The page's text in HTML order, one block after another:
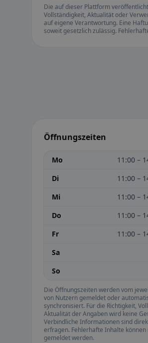
Die auf dieser Plattform
Vollständigkeit, Aktualität oder
auf eigene Verantwortung. Eine
soweit gesetzlich zulässig.
Öffnungszeiten
Mo
11:00 –
Di
11:00 –
Mi
11:00 –
Do
11:00 –
Fr
11:00 –
Sa
So
Die Öffnungszeiten werden vom
von Nutzern gemeldet oder
synchronisiert. Für die Richtigkeit,
Aktualität der Angaben wird keine
Verbindliche Informationen sind
erfragen. Fehlerhafte Inhalte
gemeldet werden.